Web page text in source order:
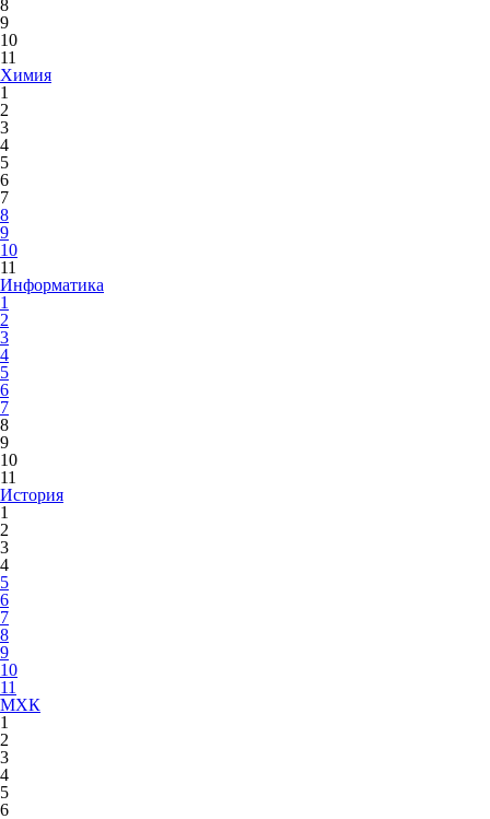
8
9
10
11
Химия
1
2
3
4
5
6
7
8
9
10
11
Информатика
1
2
3
4
5
6
7
8
9
10
11
История
1
2
3
4
5
6
7
8
9
10
11
МХК
1
2
3
4
5
6